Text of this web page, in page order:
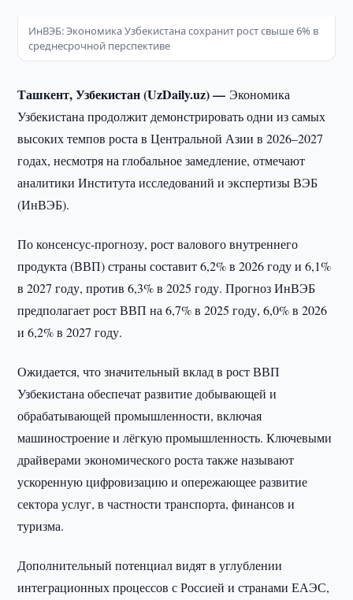
ИнВЭБ: Экономика Узбекистана сохранит рост свыше 6% в
среднесрочной перспективе
Ташкент, Узбекистан (UzDaily.uz) — Экономика
Узбекистана продолжит демонстрировать одни из самых
высоких темпов роста в Центральной Азии в 2026–2027
годах, несмотря на глобальное замедление, отмечают
аналитики Института исследований и экспертизы ВЭБ
(ИнВЭБ).
По консенсус-прогнозу, рост валового внутреннего
продукта (ВВП) страны составит 6,2% в 2026 году и 6,1%
в 2027 году, против 6,3% в 2025 году. Прогноз ИнВЭБ
предполагает рост ВВП на 6,7% в 2025 году, 6,0% в 2026
и 6,2% в 2027 году.
Ожидается, что значительный вклад в рост ВВП
Узбекистана обеспечат развитие добывающей и
обрабатывающей промышленности, включая
машиностроение и лёгкую промышленность. Ключевыми
драйверами экономического роста также называют
ускоренную цифровизацию и опережающее развитие
сектора услуг, в частности транспорта, финансов и
туризма.
Дополнительный потенциал видят в углублении
интеграционных процессов с Россией и странами ЕАЭС,